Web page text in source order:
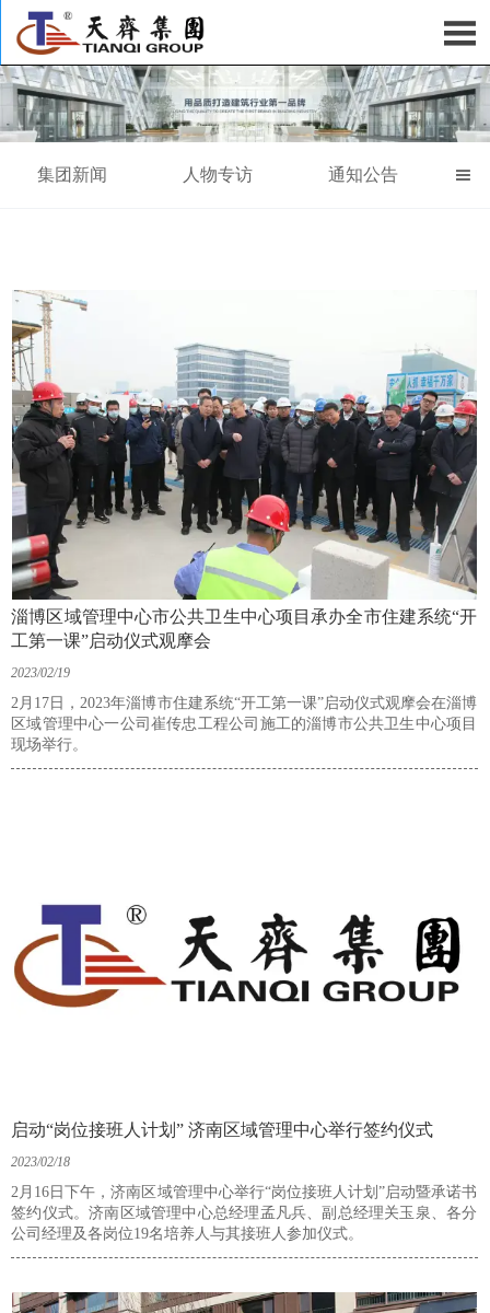

集团新闻 人物专访 通知公告 
淄博区域管理中心市公共卫生中心项目承办全市住建系统“开
工第一课”启动仪式观摩会
2023/02/19
2月17日，2023年淄博市住建系统“开工第一课”启动仪式观摩会在淄博
区域管理中心一公司崔传忠工程公司施工的淄博市公共卫生中心项目
现场举行。
启动“岗位接班人计划” 济南区域管理中心举行签约仪式
2023/02/18
2月16日下午，济南区域管理中心举行“岗位接班人计划”启动暨承诺书
签约仪式。济南区域管理中心总经理孟凡兵、副总经理关玉泉、各分
公司经理及各岗位19名培养人与其接班人参加仪式。